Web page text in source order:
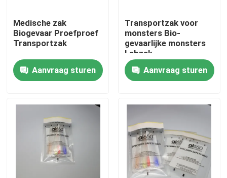
Thuis
Medische zak
Biogevaar Proefproef
Transportzak
Aanvraag sturen
Transportzak voor
monsters Bio-
gevaarlijke monsters
Labzak
Aanvraag sturen